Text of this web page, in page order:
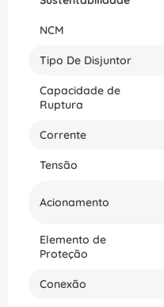
NCM
Tipo De Disjuntor
Capacidade de
Ruptura
Corrente
Tensão
Acionamento
Elemento de
Proteção
Conexão